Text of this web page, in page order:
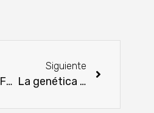
INFONA y FSC firman convenio histórico para impulsar la gestión forestal sostenible en Paraguay
Siguiente
La genética brangus marcará un nuevo estándar en la exposición de primavera